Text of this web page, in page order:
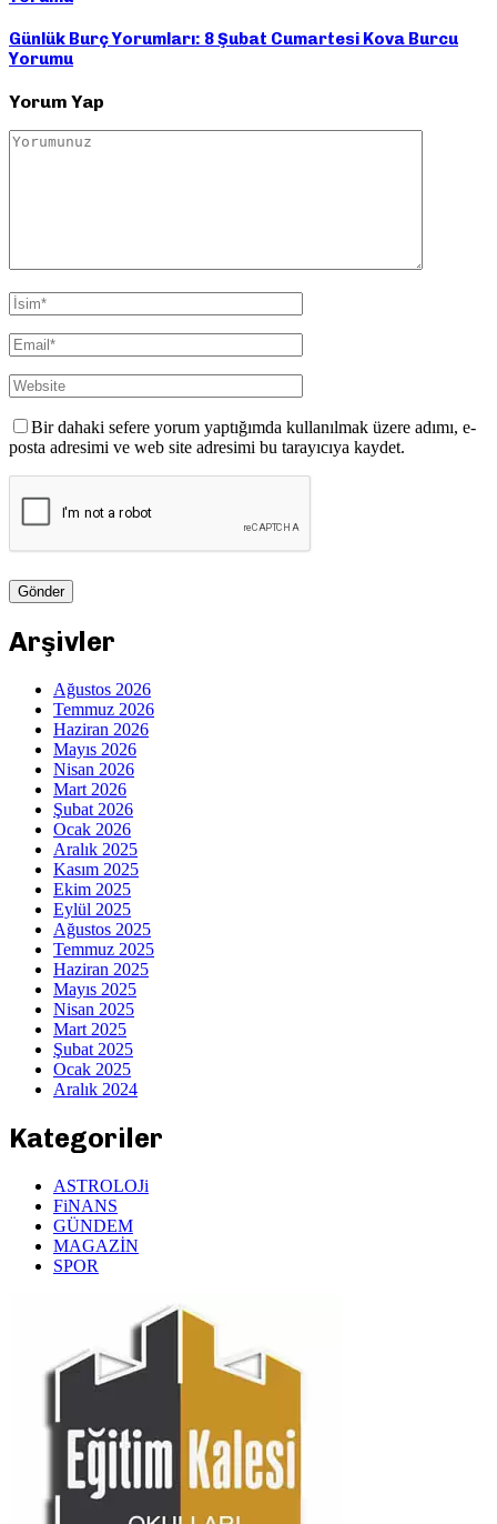
Günlük Burç Yorumları: 8 Şubat Cumartesi Kova Burcu
Yorumu
Yorum Yap
Bir dahaki sefere yorum yaptığımda kullanılmak üzere adımı, e-
posta adresimi ve web site adresimi bu tarayıcıya kaydet.
Arşivler
Ağustos 2026
Temmuz 2026
Haziran 2026
Mayıs 2026
Nisan 2026
Mart 2026
Şubat 2026
Ocak 2026
Aralık 2025
Kasım 2025
Ekim 2025
Eylül 2025
Ağustos 2025
Temmuz 2025
Haziran 2025
Mayıs 2025
Nisan 2025
Mart 2025
Şubat 2025
Ocak 2025
Aralık 2024
Kategoriler
ASTROLOJi
FiNANS
GÜNDEM
MAGAZİN
SPOR